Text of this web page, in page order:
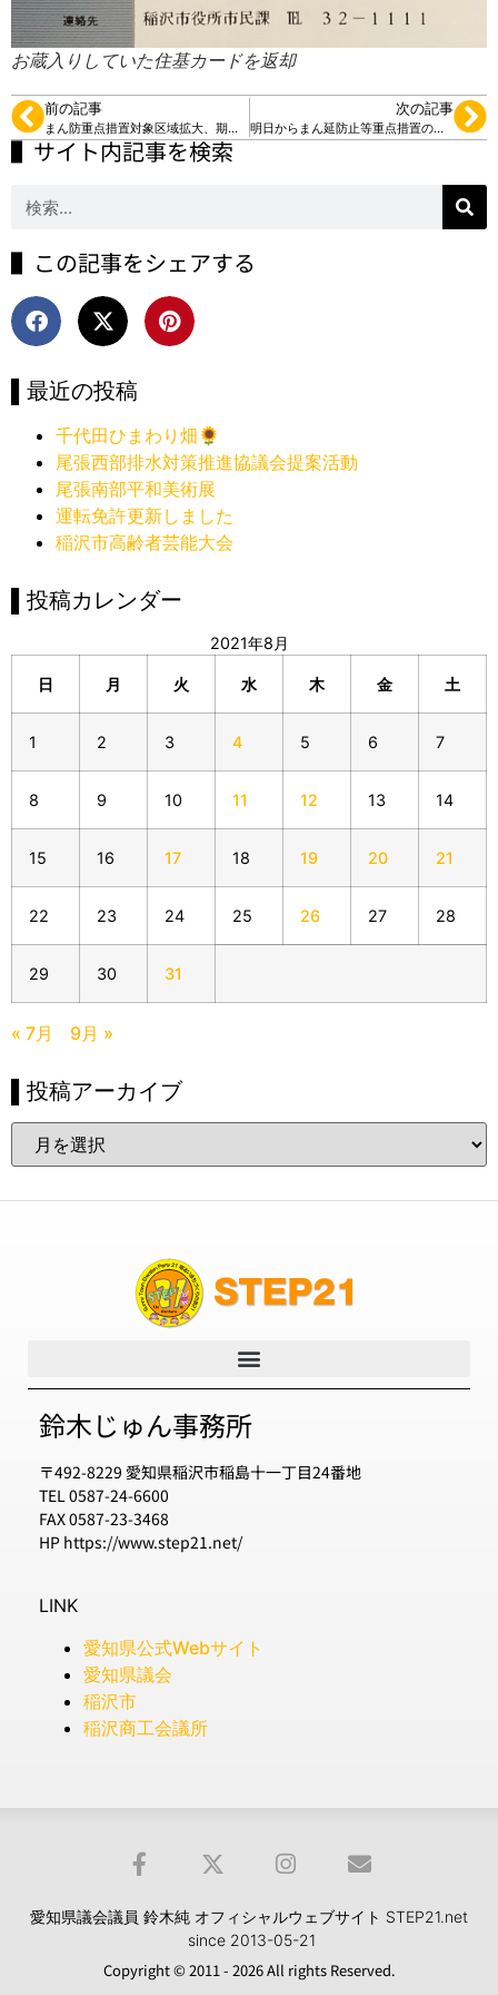
お蔵入りしていた住基カードを返却
前の記事
まん防重点措置対象区域拡大、期間延長
次の記事
明日からまん延防止等重点措置の対象区域に
▌サイト内記事を検索
▌この記事をシェアする
▌最近の投稿
千代田ひまわり畑🌻
尾張西部排水対策推進協議会提案活動
尾張南部平和美術展
運転免許更新しました
稲沢市高齢者芸能大会
▌投稿カレンダー
2021年8月
日 月 火 水 木 金 土
1 2 3 4 5 6 7
8 9 10 11 12 13 14
15 16 17 18 19 20 21
22 23 24 25 26 27 28
29 30 31
« 7月 9月 »
▌投稿アーカイブ
鈴木じゅん事務所
〒492-8229 愛知県稲沢市稲島十一丁目24番地
TEL 0587-24-6600
FAX 0587-23-3468
HP https://www.step21.net/
LINK
愛知県公式Webサイト
愛知県議会
稲沢市
稲沢商工会議所
愛知県議会議員 鈴木純 オフィシャルウェブサイト STEP21.net
since 2013-05-21
Copyright © 2011 - 2026 All rights Reserved.